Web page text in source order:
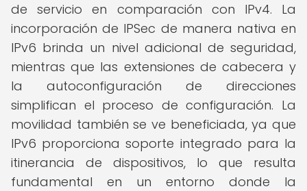
de servicio en comparación con IPv4. La
incorporación de IPSec de manera nativa en
IPv6 brinda un nivel adicional de seguridad,
mientras que las extensiones de cabecera y
la autoconfiguración de direcciones
simplifican el proceso de configuración. La
movilidad también se ve beneficiada, ya que
IPv6 proporciona soporte integrado para la
itinerancia de dispositivos, lo que resulta
fundamental en un entorno donde la